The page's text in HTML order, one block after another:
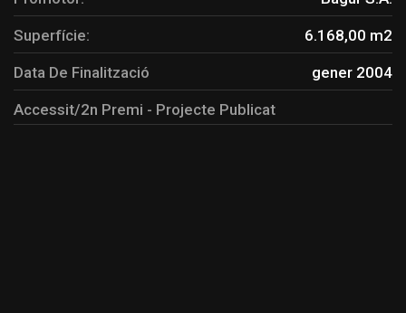
Superfície: 6.168,00 m2
Data De Finalització gener 2004
Accessit/2n Premi - Projecte Publicat